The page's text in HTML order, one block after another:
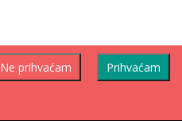
Prihvaćam
Ne prihvaćam